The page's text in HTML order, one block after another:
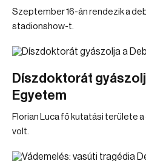
Szeptember 16-án rendezik a
stadionshow-t.
Díszdoktorát
Egyetem
Florian Luca fő kutatási területe
volt.